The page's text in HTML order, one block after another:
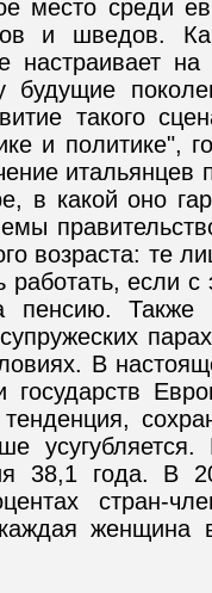
место среди
и шведов.
будущие
такого
и политике",
итальянцев
в какой оно
возраста: те
работать, если
пенсию. Также
В
государств
38,1 года. В
стран-
женщина